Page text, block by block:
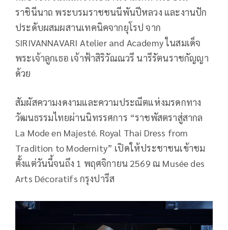
ราชินีนาถ พระบรมราชชนนีพันปีหลวง และงานปัก
ประดับผสมผสานเทคนิคจากยุโรป จาก
SIRIVANNAVARI Atelier and Academy ในสมเด็จ
พระเจ้าลูกเธอ เจ้าฟ้าสิริวัณณวรี นารีรัตนราชกัญญา
ด้วย
สัมผัสความงดงามและความประณีตแห่งมรดกทาง
วัฒนธรรมไทยผ่านนิทรรศการ “ราชพัสตราสู่สากล
La Mode en Majesté. Royal Thai Dress from
Tradition to Modernity” เปิดให้ประชาชนเข้าชม
ตั้งแต่วันนี้จนถึง 1 พฤศจิกายน 2569 ณ Musée des
Arts Décoratifs กรุงปารีส